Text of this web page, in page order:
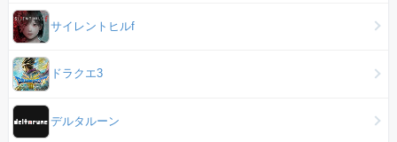
サイレントヒルf
ドラクエ3
デルタルーン